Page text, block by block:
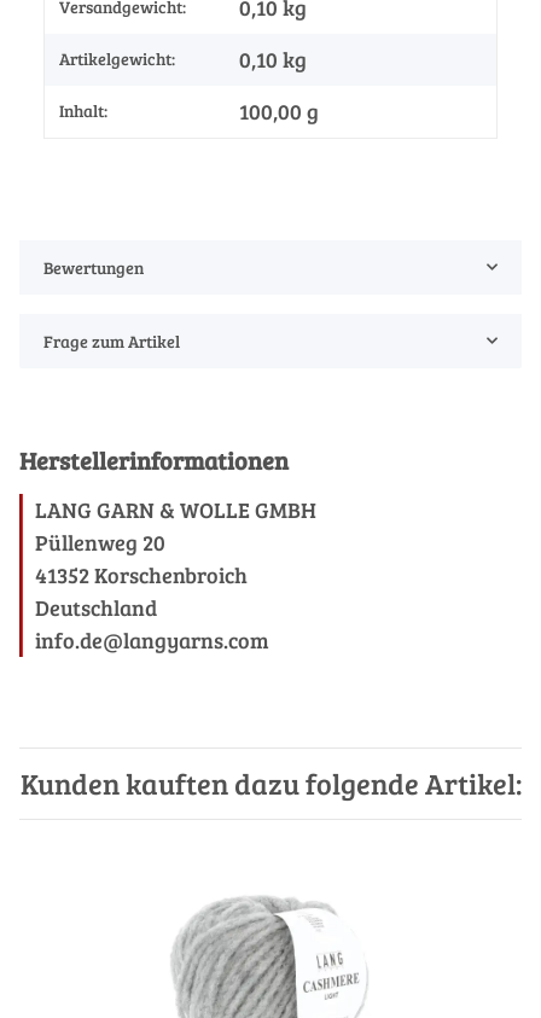
Versandgewicht: 0,10 kg
Artikelgewicht: 0,10 kg
Inhalt: 100,00 g
Bewertungen
Frage zum Artikel
Herstellerinformationen
LANG GARN & WOLLE GMBH
Püllenweg 20
41352 Korschenbroich
Deutschland
info.de@langyarns.com
Kunden kauften dazu folgende Artikel: